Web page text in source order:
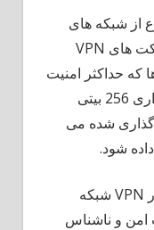
از شبکه های
اینترنت رمزگذاری شده توسط شرکت های VPN
که حداکثر امنیت
و ناشناسی را ارائه می دهند رمزگذاری 256 بیتی
شده می
– سرور VPN شبکه
امن و ناشناس